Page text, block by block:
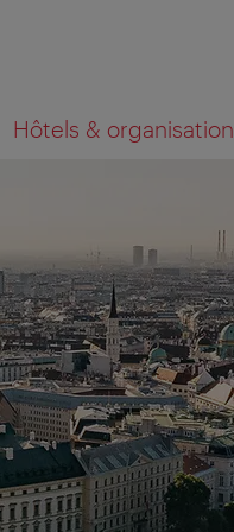
Hôtels & organisation